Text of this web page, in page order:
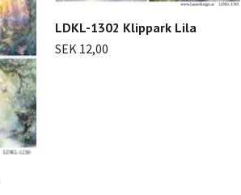
LDKL-1302 Klippark Lila
SEK 12,00